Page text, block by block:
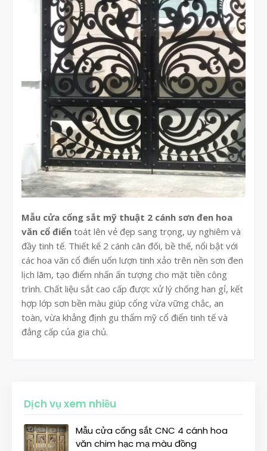
Mẫu cửa cổng sắt mỹ thuật 2 cánh sơn đen hoa
văn cổ điển toát lên vẻ đẹp sang trọng, uy nghiêm và
đầy tinh tế. Thiết kế 2 cánh cân đối, bề thế, nổi bật với
các hoa văn cổ điển uốn lượn tinh xảo trên nền sơn đen
lịch lãm, tạo điểm nhấn ấn tượng cho mặt tiền công
trình. Chất liệu sắt cao cấp được xử lý chống han gỉ, kết
hợp lớp sơn bền màu giúp cổng vừa vững chắc, an
toàn, vừa khẳng định gu thẩm mỹ cổ điển tinh tế và
đẳng cấp của gia chủ.
Dịch vụ xem nhiều
Mẫu cửa cổng sắt CNC 4 cánh hoa
văn chim hạc mạ màu đồng